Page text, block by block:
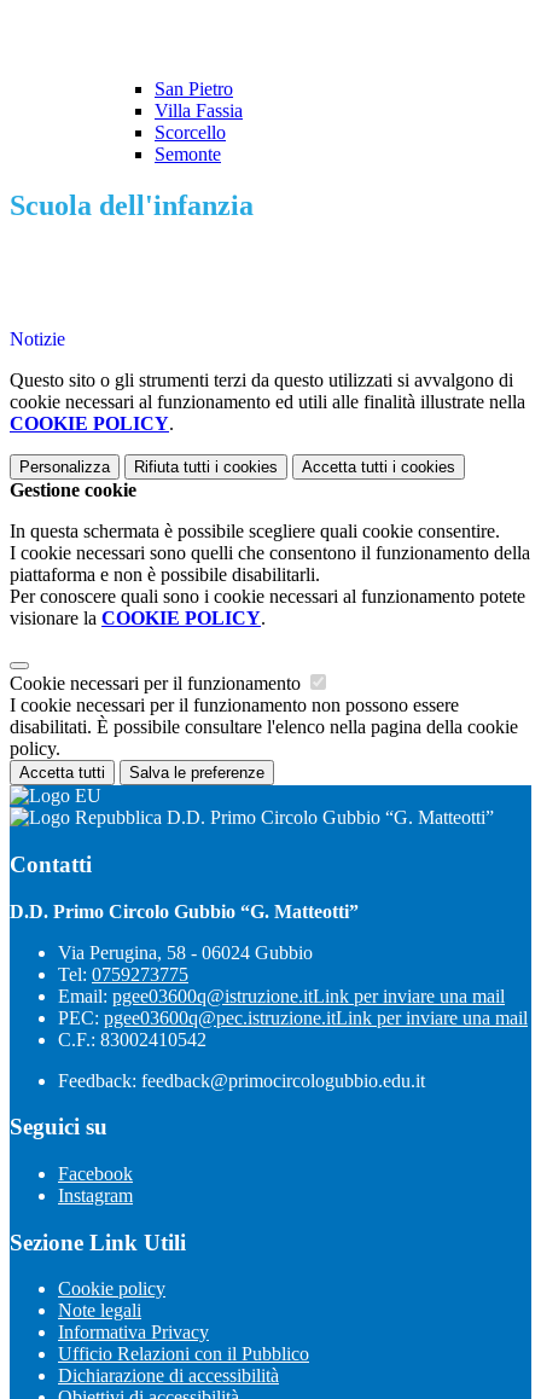
San Pietro
Villa Fassia
Scorcello
Semonte
Scuola dell'infanzia
Notizie
Questo sito o gli strumenti terzi da questo utilizzati si avvalgono di
cookie necessari al funzionamento ed utili alle finalità illustrate nella
COOKIE POLICY.
Personalizza Rifiuta tutti i cookies Accetta tutti i cookies
Gestione cookie
In questa schermata è possibile scegliere quali cookie consentire.
I cookie necessari sono quelli che consentono il funzionamento della
piattaforma e non è possibile disabilitarli.
Per conoscere quali sono i cookie necessari al funzionamento potete
visionare la COOKIE POLICY.
Cookie necessari per il funzionamento
I cookie necessari per il funzionamento non possono essere
disabilitati. È possibile consultare l'elenco nella pagina della cookie
policy.
Accetta tutti Salva le preferenze
D.D. Primo Circolo Gubbio “G. Matteotti”
Contatti
D.D. Primo Circolo Gubbio “G. Matteotti”
Via Perugina, 58 - 06024 Gubbio
Tel: 0759273775
Email: pgee03600q@istruzione.itLink per inviare una mail
PEC: pgee03600q@pec.istruzione.itLink per inviare una mail
C.F.: 83002410542
Feedback: feedback@primocircologubbio.edu.it
Seguici su
Facebook
Instagram
Sezione Link Utili
Cookie policy
Note legali
Informativa Privacy
Ufficio Relazioni con il Pubblico
Dichiarazione di accessibilità